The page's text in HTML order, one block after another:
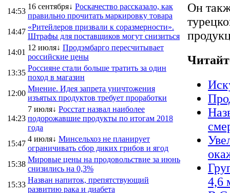
14:53
16 сентября↓ Роскачество рассказало, как
правильно прочитать маркировку товара
14:47
«Ритейлеров призвали к соразмерности».
Штрафы для поставщиков могут снизиться
14:01
12 июля↓ Продэмбарго пересчитывает
российские цены
13:35
Россияне стали больше тратить за один
поход в магазин
12:00
Мнение. Идея запрета уничтожения
изъятых продуктов требует проработки
14:23
7 июля↓ Росстат назвал наиболее
подорожавшие продукты по итогам 2018
года
15:47
4 июля↓ Минсельхоз не планирует
ограничивать сбор диких грибов и ягод
15:38
Мировые цены на продовольствие за июнь
снизились на 0,3%
15:33
Назван напиток, препятствующий
развитию рака и диабета
Он
4,6